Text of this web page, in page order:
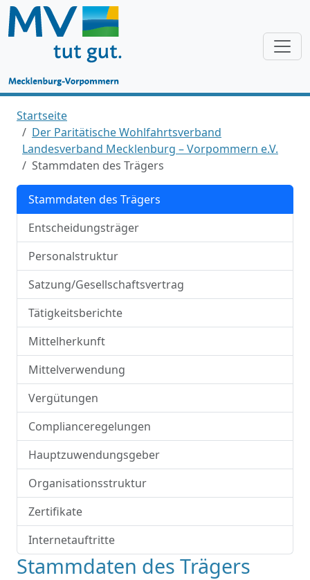
Startseite
Der Paritätische Wohlfahrtsverband
Landesverband Mecklenburg – Vorpommern e.V.
Stammdaten des Trägers
Stammdaten des Trägers
Entscheidungsträger
Personalstruktur
Satzung/Gesellschaftsvertrag
Tätigkeitsberichte
Mittelherkunft
Mittelverwendung
Vergütungen
Complianceregelungen
Hauptzuwendungsgeber
Organisationsstruktur
Zertifikate
Internetauftritte
Stammdaten des Trägers